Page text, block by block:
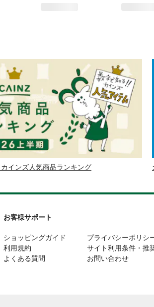
カインズ人気商品ランキング
お客様サポート
ショッピングガイド
利用規約
よくある質問
プライバシーポリシ
サイト利用条件・推
お問い合わせ